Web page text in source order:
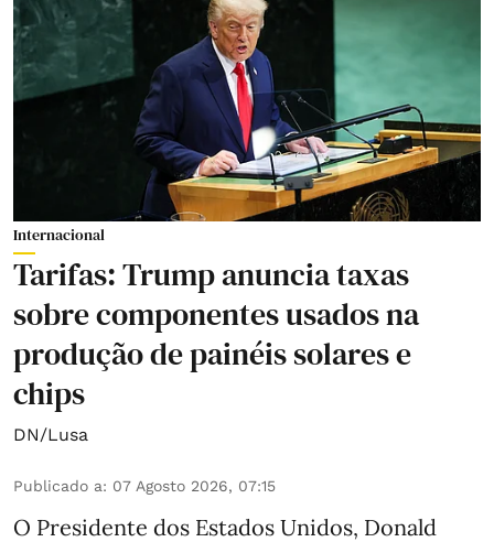
Internacional
Tarifas: Trump anuncia taxas
sobre componentes usados na
produção de painéis solares e
chips
DN/Lusa
Publicado a: 07 Agosto 2026, 07:15
O Presidente dos Estados Unidos, Donald